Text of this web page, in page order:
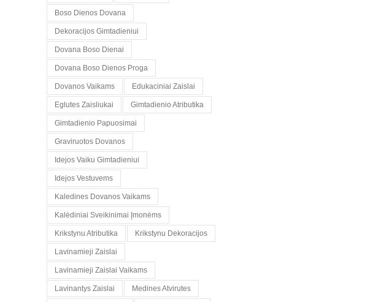
Boso Dienos Dovana
Dekoracijos Gimtadieniui
Dovana Boso Dienai
Dovana Boso Dienos Proga
Dovanos Vaikams Edukaciniai Zaislai
Eglutes Zaisliukai Gimtadienio Atributika
Gimtadienio Papuosimai
Graviruotos Dovanos
Idejos Vaiku Gimtadieniui
Idejos Vestuvems
Kaledines Dovanos Vaikams
Kalėdiniai Sveikinimai Įmonėms
Krikstynu Atributika Krikstynu Dekoracijos
Lavinamieji Zaislai
Lavinamieji Zaislai Vaikams
Lavinantys Zaislai Medines Atvirutes